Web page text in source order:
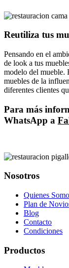
Reutiliza tus
Pensando en el
de look a tus
modelo del mueble.
muebles de la
diferentes clientes
Para más
WhatsApp a
Nosotros
Quienes
Plan de
Blog
Contacto
Condiciones
Productos